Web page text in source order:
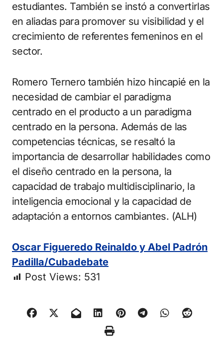
estudiantes. También se instó a convertirlas
en aliadas para promover su visibilidad y el
crecimiento de referentes femeninos en el
sector.
Romero Ternero también hizo hincapié en la
necesidad de cambiar el paradigma
centrado en el producto a un paradigma
centrado en la persona. Además de las
competencias técnicas, se resaltó la
importancia de desarrollar habilidades como
el diseño centrado en la persona, la
capacidad de trabajo multidisciplinario, la
inteligencia emocional y la capacidad de
adaptación a entornos cambiantes. (ALH)
Oscar Figueredo Reinaldo y Abel Padrón
Padilla/Cubadebate
Post Views: 531